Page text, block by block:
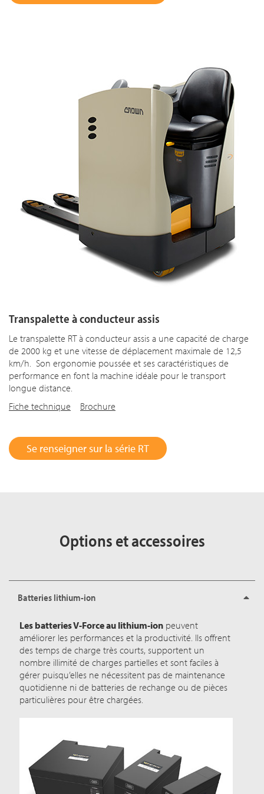
Transpalette à conducteur assis
Le transpalette RT à conducteur assis a une capacité de charge
de 2000 kg et une vitesse de déplacement maximale de 12,5
km/h. Son ergonomie poussée et ses caractéristiques de
performance en font la machine idéale pour le transport
longue distance.
Fiche technique
Brochure
Se renseigner sur la série RT
Options et accessoires
Batteries lithium-ion
Les batteries V-Force au lithium-ion peuvent
améliorer les performances et la productivité. Ils offrent
des temps de charge très courts, supportent un
nombre illimité de charges partielles et sont faciles à
gérer puisqu’elles ne nécessitent pas de maintenance
quotidienne ni de batteries de rechange ou de pièces
particulières pour être chargées.